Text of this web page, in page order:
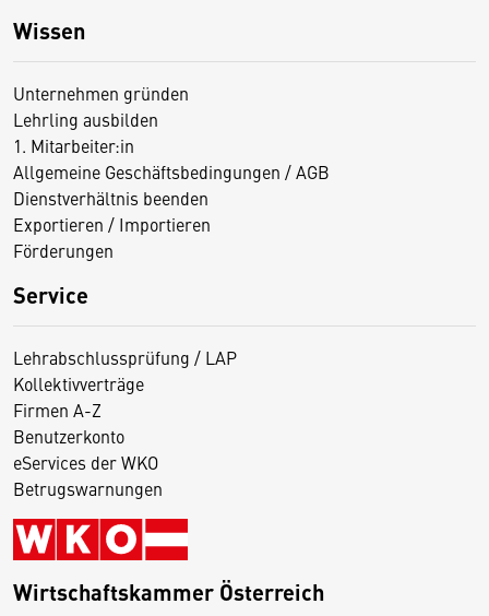
Wissen
Unternehmen gründen
Lehrling ausbilden
1. Mitarbeiter:in
Allgemeine Geschäftsbedingungen / AGB
Dienstverhältnis beenden
Exportieren / Importieren
Förderungen
Service
Lehrabschlussprüfung / LAP
Kollektivverträge
Firmen A-Z
Benutzerkonto
eServices der WKO
Betrugswarnungen
Wirtschaftskammer Österreich